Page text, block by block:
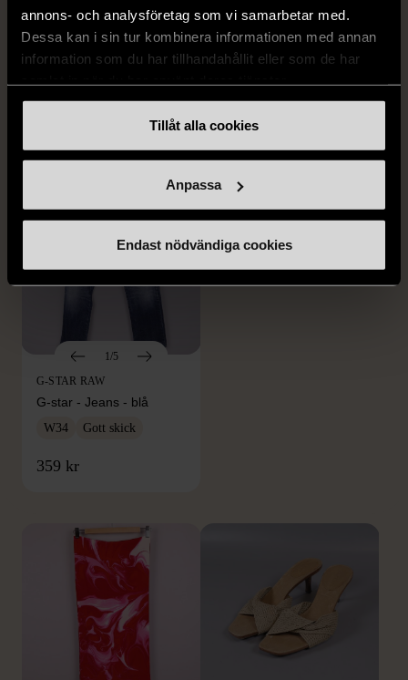
annons- och analysföretag som vi samarbetar med.
Dessa kan i sin tur kombinera informationen med annan
information som du har tillhandahållit eller som de har
Tillåt alla cookies
Anpassa
Endast nödvändiga cookies
DRESSMANN
Dressmann -
Kostymbyxor med
pressveck
159 kr
BONDELID
Bondelid - Randig skjorta
- Blå vit
XL (52)
199 kr
1/5
G-STAR RAW
G-star - Jeans - blå
W34 Gott skick
359 kr
FRÅN SAMMA VARUMÄRKE